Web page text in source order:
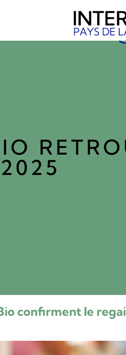
confirment le